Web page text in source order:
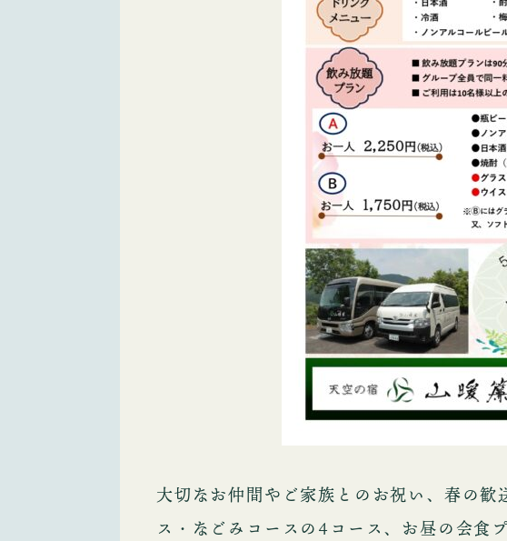
大切なお仲間やご家族とのお祝い、春の
ス・なごみコースの4コース、お昼の会食